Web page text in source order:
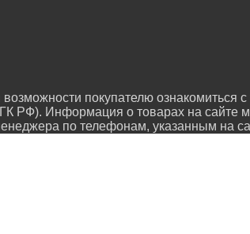
покупателю ознакомиться
РФ). Информация о товарах на сайте
по телефонам, указанным на